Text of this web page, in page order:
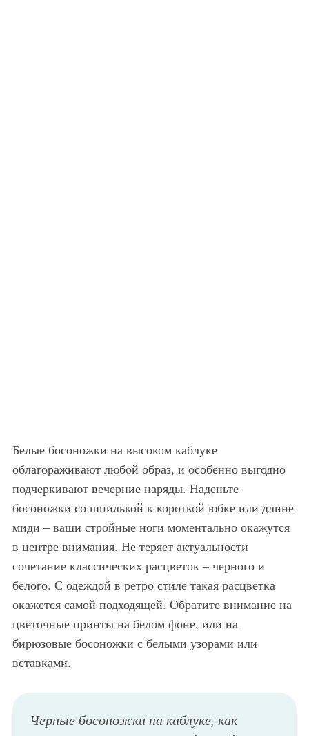
Белые босоножки на высоком каблуке
облагораживают любой образ, и особенно выгодно
подчеркивают вечерние наряды. Наденьте
босоножки со шпилькой к короткой юбке или длине
миди – ваши стройные ноги моментально окажутся
в центре внимания. Не теряет актуальности
сочетание классических расцветок – черного и
белого. С одеждой в ретро стиле такая расцветка
окажется самой подходящей. Обратите внимание на
цветочные принты на белом фоне, или на
бирюзовые босоножки с белыми узорами или
вставками.
Черные босоножки на каблуке, как